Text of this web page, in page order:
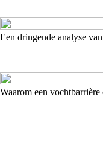
Een dringende analyse
Waarom een